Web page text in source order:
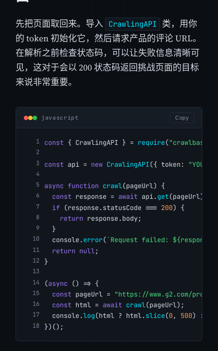
先把页面取回来。导入 CrawlingAPI
类，用你
的 token 初始化它，然后请求产品的评论 URL。
在解析之前检查状态码，可以让失败信息清晰可
见，这对于会以 200 状态码返回挑战页面的目标
来说非常重要。
javascript Copy
const { CrawlingAPI } = require("crawlbase"
const api = new CrawlingAPI({ token:
async function crawl(pageUrl) {
const response = await api. get(pageUrl);
if (response.statusCode === 200) {
return response.body;
  }
  console.
error(`Request failed:
return null;
}
(async () => {
const pageUrl =
"https://www.g2.com/
const html = await crawl(pageUrl);
  console.
log(html ? html. slice(0 , 500) :
})();